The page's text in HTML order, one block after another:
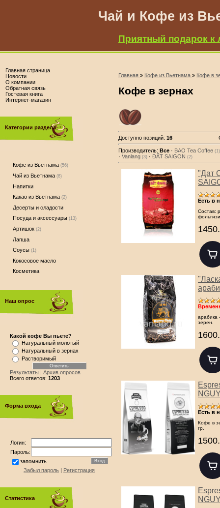
Чай и Кофе из
Приятный подарок к
Главная страница
Новости
О компании
Обратная связь
Гостевая книга
Интернет-магазин
Категории раздела
Кофе из Вьетнама (56)
Чай из Вьетнама (8)
Напитки
Какао из Вьетнама (2)
Десерты и сладости
Посуда и аксессуары (13)
Артишок (2)
Лапша
Соусы (1)
Кокосовое масло
Косметика
Наш опрос
Какой кофе Вы пьете?
Натуральный молотый
Натуральный в зернах
Растворимый
Результаты | Архив опросов
Всего ответов: 1203
Форма входа
Логин:
Пароль:
запомнить
Забыл пароль | Регистрация
Статистика
Главная » Кофе из Вьетнама » Кофе в
Кофе в зернах
Доступно позиций: 16
Производитель: Все · BAO Tea Coffee (1)
· Vanlang (3) · ĐẤT SAIGON (2)
"Дат
Есть в
Состав:
арабика
зерен.
Есть в
Кофе в
гр.